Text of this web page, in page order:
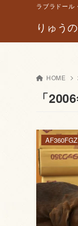
りゅう
ラブラドール
HOME
「